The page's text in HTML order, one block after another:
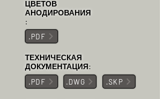
ЦВЕТОВ
АНОДИРОВАНИЯ
:
.PDF
ТЕХНИЧЕСКАЯ
ДОКУМЕНТАЦИЯ:
.PDF .DWG .SKP